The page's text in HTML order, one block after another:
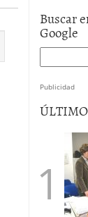
Buscar
Google
Publicidad